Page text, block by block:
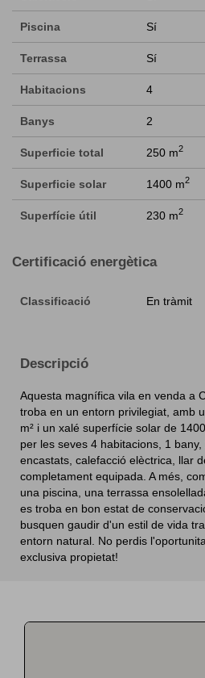
Piscina Sí
Terrassa Sí
Habitacions 4
Banys 2
Superficie total 250 m2
Superficie solar 1400 m2
Superfície útil 230 m2
Certificació energètica
Classificació En tràmit
Descripció
Aquesta magnífica vila en venda a
troba en un entorn privilegiat, amb
m² i un xalé superfície solar de
per les seves 4 habitacions, 1
encastats, calefacció elèctrica, llar
completament equipada. A més,
una piscina, una terrassa
es troba en bon estat de
busquen gaudir d'un estil de vida
entorn natural. No perdis
exclusiva propietat!